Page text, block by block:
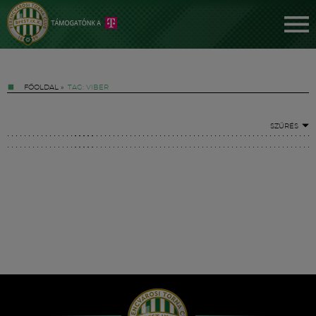
FŐOLDAL » TAG: VIBER
SZŰRÉS
Hírek